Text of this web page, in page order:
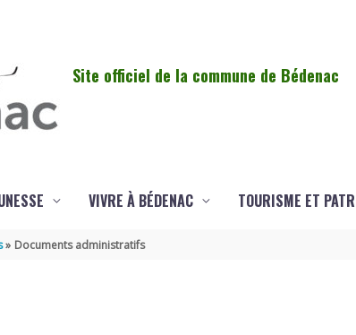
Site officiel de la commune de Bédenac
VIVRE À BÉDENAC TOURISME ET
Documents administratifs